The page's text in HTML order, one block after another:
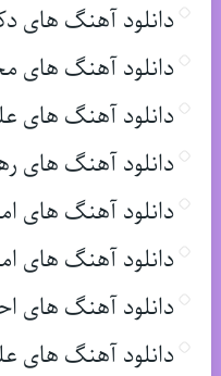
دانلود آهنگ های
دانلود آهنگ های
دانلود آهنگ های
دانلود آهنگ های
دانلود آهنگ های
دانلود آهنگ های
دانلود آهنگ های
دانلود آهنگ های